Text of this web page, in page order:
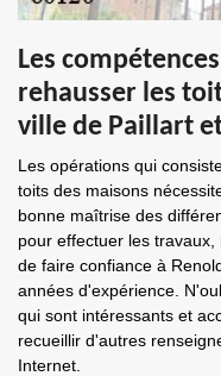
Les
rehausser les
ville de Paillart
Les opérations qui
toits des maisons
bonne maîtrise des
pour effectuer les
de faire confiance à
années d'expérience.
qui sont intéressants et
recueillir d'autres
Internet.